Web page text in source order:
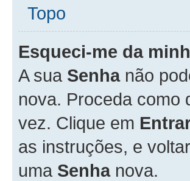
Topo
Esqueci-me da
A sua Senhanão
nova. Proceda
vez. Clique em
as instruções, e
uma Senhanova.